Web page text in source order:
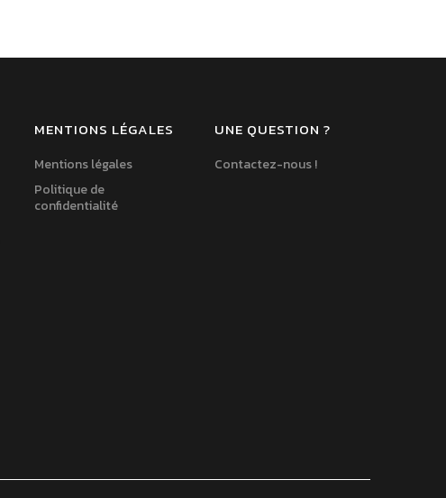
MENTIONS LÉGALES
Mentions légales
Politique de
confidentialité
UNE QUESTION ?
Contactez-nous !